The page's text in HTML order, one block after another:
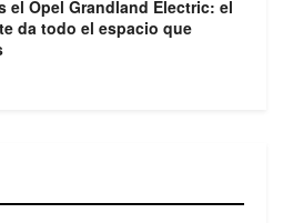
el Opel Grandland Electric: el
da todo el espacio que